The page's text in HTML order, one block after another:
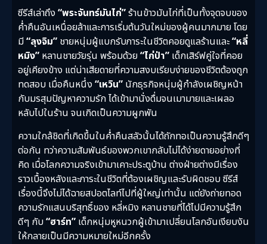
ซีรีส์เล่าถึง “พระจันทร์มันไก่”ร้านข้าวมันไก่ที่เป็นทั้งจุดจบของ
ค่ำคืนอันเหนื่อยล้าและการเริ่มต้นวันใหม่ของผู้คนมากมาย โดย
มี“ลุงจิม” ชายหนุ่มผู้แบกรับภาระในชีวิตคอยดูแลร้านและ“หลี่
หมิง” หลานชายวัยรุ่น พร้อมด้วย“ไก่ป่า” เด็กเสิร์ฟคู่ใจที่คอย
อยู่เคียงข้าง แต่น่าเสียดายที่ความสงบเรียบง่ายของชีวิตต้องถูก
ทดสอบ เมื่อคืนหนึ่ง “เหวิน” นักธุรกิจหนุ่มผู้กำลังเผชิญหน้า
กับมรสุมปัญหาความรัก ได้เข้ามานั่งดื่มจนเมามายและเผลอ
หลับไปในร้าน จนเกิดเป็นความผูกพัน
ความใกล้ชิดที่เกิดขึ้นในค่ำคืนสลัวนั้นได้ถักทอเป็นความรู้สึกดีๆ
ต่อกัน ทว่าความสัมพันธ์ของพวกเขากลับไม่ได้ง่ายดายอย่างที่
คิด เมื่อโลกความจริงเข้ามาเคาะประตูบ้าน ต่างฝ่ายต่างมีเรื่อง
ราวเบื้องหลังและภาระในชีวิตที่ต้องเผชิญและรับผิดชอบ ซีรีส์
เรื่องนี้จึงไม่ได้ฉายสปอตไลท์ไปที่ผู้ใหญ่เท่านั้น แต่ยังถ่ายทอด
ความรักแสนบริสุทธิ์ของ หลี่หมิง หลานชายที่ได้ไปมีความรู้สึก
ดีๆ กับ“ฮาร์ท” เด็กหนุ่มหูหนวกผู้เข้ามาเปลี่ยนโลกอันเงียบงัน
ให้กลายเป็นมีความหมายใหม่อีกครั้ง